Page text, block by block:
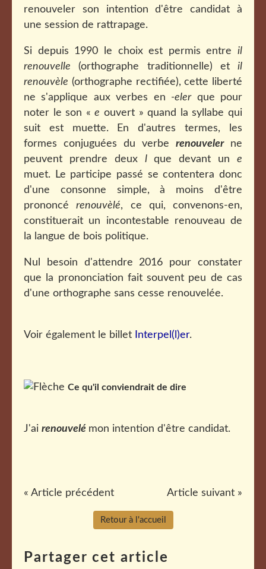
renouveler son intention d'être candidat à
une session de rattrapage.
Si depuis 1990 le choix est permis entre il
renouvelle (orthographe traditionnelle) et il
renouvèle (orthographe rectifiée), cette liberté
ne s'applique aux verbes en -elerque pour
noter le son «e ouvert » quand la syllabe qui
suit est muette. En d'autres termes, les
formes conjuguées du verbe renouvelerne
peuvent prendre deux lque devant une
muet. Le participe passé se contentera donc
d'une consonne simple, à moins d'être
prononcérenouvèlé, ce qui, convenons-en,
constituerait un incontestable renouveau de
la langue de bois politique.
Nul besoin d'attendre 2016 pour constater
que la prononciation fait souvent peu de cas
d'une orthographe sans cesse renouvelée.
Voir également le billet Interpel(l)er.
Ce qu'il conviendrait de dire
J'ai renouvelé mon intention d'être candidat.
« Article précédent Article suivant »
Retour à l'accueil
Partager cet article